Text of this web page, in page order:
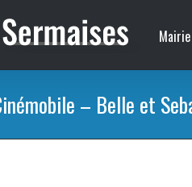
– Belle et